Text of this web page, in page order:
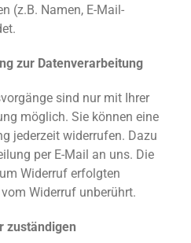
(z.B. Namen, E-Mail-
zur Datenverarbeitung
sind nur mit Ihrer
möglich. Sie können eine
jederzeit widerrufen. Dazu
per E-Mail an uns. Die
Widerruf erfolgten
Widerruf unberührt.
zuständigen